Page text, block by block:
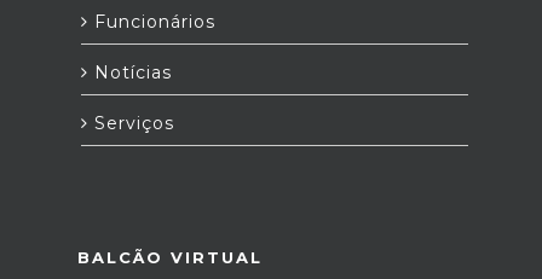
Funcionários
Notícias
Serviços
BALCÃO VIRTUAL